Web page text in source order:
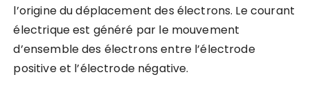
l’origine du déplacement des électrons. Le courant
électrique est généré par le mouvement
d’ensemble des électrons entre l’électrode
positive et l’électrode négative.